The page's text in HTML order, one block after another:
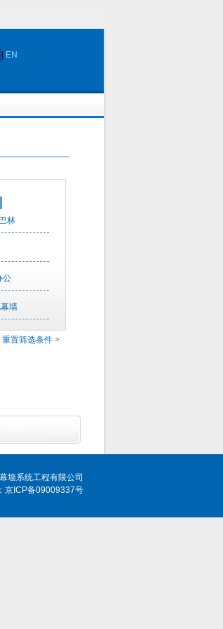
EN
巴林
公
墙
重置筛选条件>
墙系统工程有限公司
京ICP备09009337号